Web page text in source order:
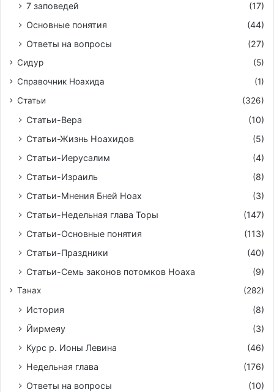
7 заповедей
(17)
Основные понятия
(44)
Ответы на вопросы
(27)
Сидур
(5)
Справочник Ноахида
(1)
Статьи
(326)
Статьи-Вера
(10)
Статьи-Жизнь Ноахидов
(5)
Статьи-Иерусалим
(4)
Статьи-Израиль
(8)
Статьи-Мнения Бней Ноах
(3)
Статьи-Недельная глава Торы
(147)
Статьи-Основные понятия
(113)
Статьи-Праздники
(40)
Статьи-Семь законов потомков Ноаха
(9)
Танах (282)
История
(8)
Йирмeяу
(3)
Курс р. Ионы Левина
(46)
Недельная глава
(176)
Ответы на вопросы
(10)